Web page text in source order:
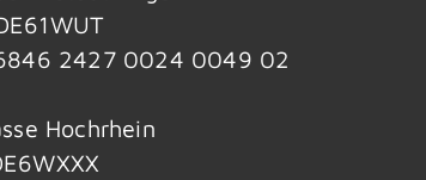
2427 0024 0049 02
Hochrhein